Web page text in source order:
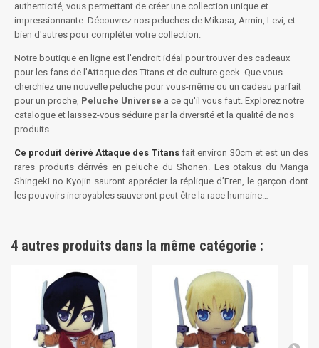
authenticité, vous permettant de créer une collection unique et
impressionnante. Découvrez nos peluches de Mikasa, Armin, Levi, et
bien d'autres pour compléter votre collection.
Notre boutique en ligne est l'endroit idéal pour trouver des cadeaux
pour les fans de l'Attaque des Titans et de culture geek. Que vous
cherchiez une nouvelle peluche pour vous-même ou un cadeau parfait
pour un proche, Peluche Universe a ce qu'il vous faut. Explorez notre
catalogue et laissez-vous séduire par la diversité et la qualité de nos
produits.
Ce produit dérivé Attaque des Titansfait environ 30cm et est un des
rares produits dérivés en peluche du Shonen. Les otakus du Manga
Shingeki no Kyojin sauront apprécier la réplique d’Eren, le garçon dont
les pouvoirs incroyables sauveront peut être la race humaine…
4 autres produits dans la même catégorie :